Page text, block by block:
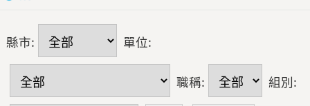
縣市: 單位:
職稱: 組別: